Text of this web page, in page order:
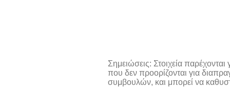
Σημειώσεις: Στοιχεία
που δεν προορίζονται για
συμβουλών, και μπορεί να